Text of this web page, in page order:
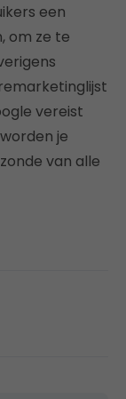
een
om ze te
vereist
je
van alle